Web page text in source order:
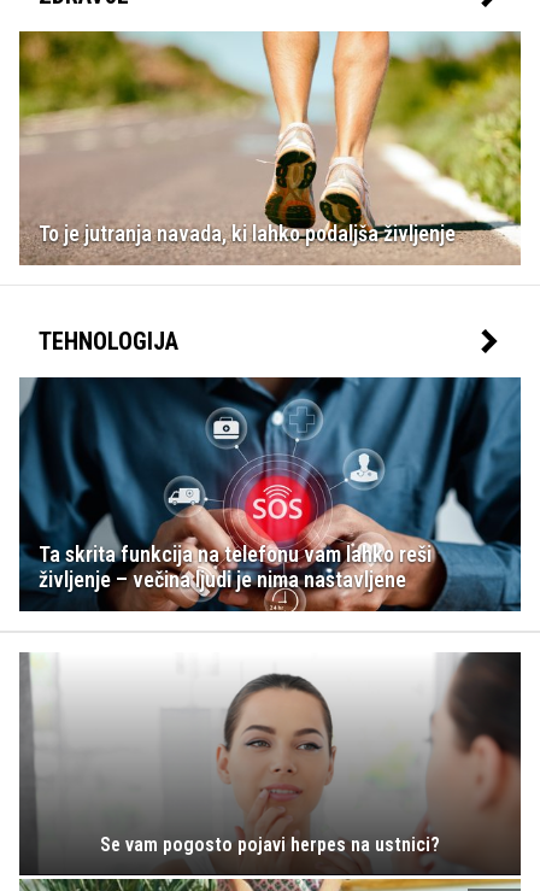
To je jutranja navada, ki lahko podaljša življenje
TEHNOLOGIJA
Ta skrita funkcija na telefonu vam lahko reši
življenje – večina ljudi je nima nastavljene
Se vam pogosto pojavi herpes na ustnici?